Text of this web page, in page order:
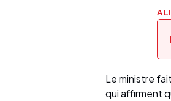
A
Le ministre
qui affirment